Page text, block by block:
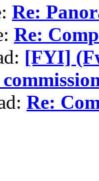
Re:
Re:
[FYI]
Re: